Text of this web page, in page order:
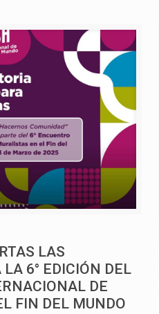
LAS
6° EDICIÓN DEL
DE
FIN DEL MUNDO